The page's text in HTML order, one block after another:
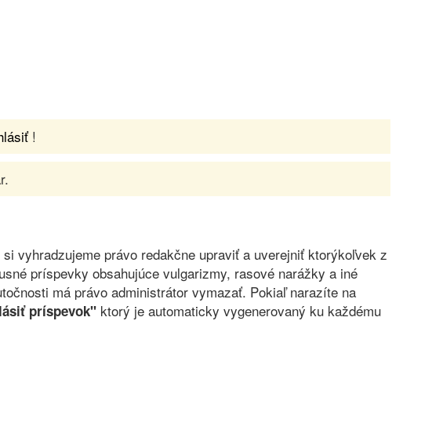
!
vyhradzujeme právo redakčne upraviť a uverejniť ktorýkoľvek z
príspevky obsahujúce vulgarizmy, rasové narážky a iné
má právo administrátor vymazať. Pokiaľ narazíte na
príspevok"ktorý je automaticky vygenerovaný ku každému